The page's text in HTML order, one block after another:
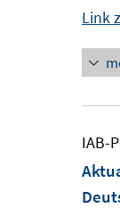
Link
IAB-